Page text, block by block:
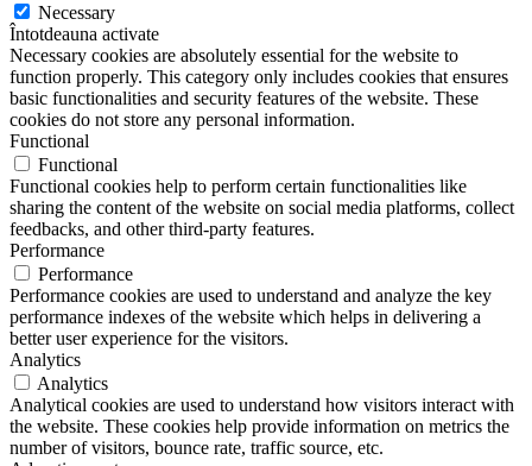
Necessary
Întotdeauna activate
Necessary cookies are absolutely essential for the website to
function properly. This category only includes cookies that ensures
basic functionalities and security features of the website. These
cookies do not store any personal information.
Functional
Functional
Functional cookies help to perform certain functionalities like
sharing the content of the website on social media platforms, collect
feedbacks, and other third-party features.
Performance
Performance
Performance cookies are used to understand and analyze the key
performance indexes of the website which helps in delivering a
better user experience for the visitors.
Analytics
Analytics
Analytical cookies are used to understand how visitors interact with
the website. These cookies help provide information on metrics the
number of visitors, bounce rate, traffic source, etc.